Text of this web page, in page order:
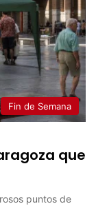
Fin de Semana
que
puntos de